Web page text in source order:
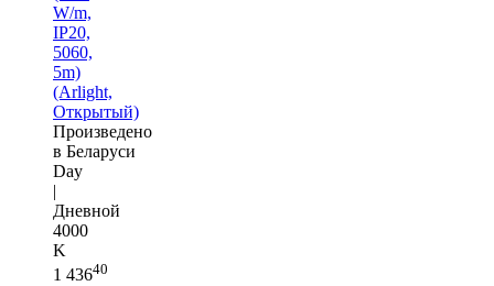
W/m,
IP20,
5060,
5m)
(Arlight,
Открытый)
Произведено
в Беларуси
Day
|
Дневной
4000
K
1 43640